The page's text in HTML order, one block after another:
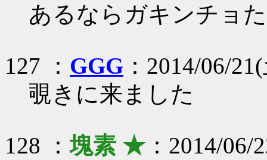
あるならガキンチョ
127 ： GGG ：2014/06/
覗きに来ました
128 ：塊素 ★：2014/06/